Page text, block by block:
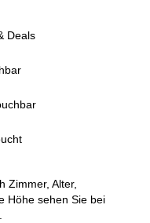
Deals
Zimmer, Alter,
Höhe sehen Sie bei